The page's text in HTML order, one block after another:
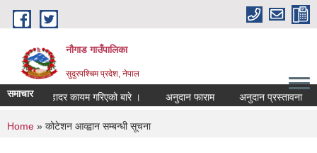
Skip to main content
नौगाड गाउँपालिका
सुदुरपश्चिम प्रदेश, नेपाल
समाचार
नयाँ भाडादर कायम गरिएको बारे । अनुदान फाराम अनुदान प्रस्तावना
You are here
Home » कोटेशन आव्ह्वान सम्बन्धी सूचना